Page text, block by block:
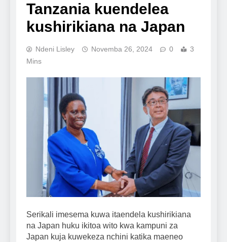
Tanzania kuendelea
kushirikiana na Japan
Ndeni Lisley Novemba 26, 2024 0
3
Mins
Serikali imesema kuwa itaendela kushirikiana
na Japan huku ikitoa wito kwa kampuni za
Japan kuja kuwekeza nchini katika maeneo